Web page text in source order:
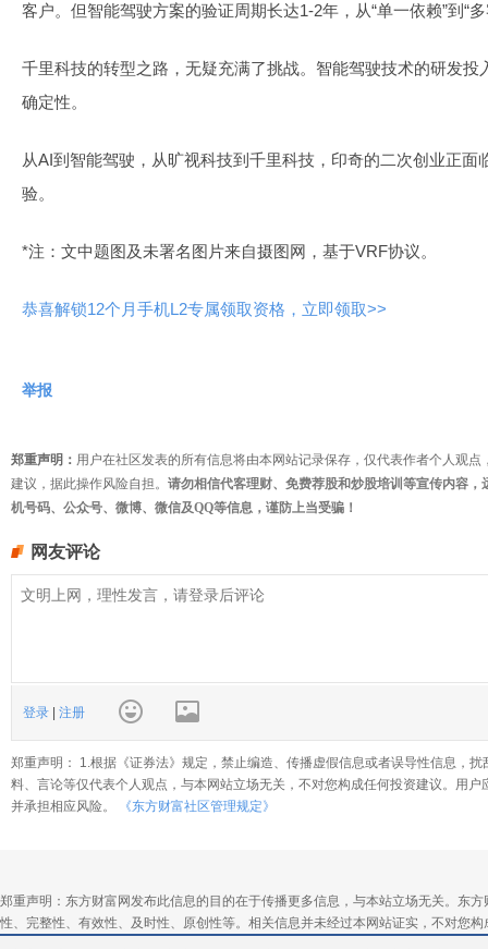
客户。但智能驾驶方案的验证周期长达1-2年，从“单一依赖”到“
千里科技的转型之路，无疑充满了挑战。智能驾驶技术的研发
确定性。
从AI到智能驾驶，从旷视科技到千里科技，印奇的二次创业正面
验。
*注：文中题图及未署名图片来自摄图网，基于VRF协议。
恭喜解锁12个月手机L2专属领取资格，立即领取>>
举报
郑重声明： 用户在社区发表的所有信息将由本网站记录保存，仅代表作者个人观
建议，据此操作风险自担。 请勿相信代客理财、免费荐股和炒股培训等宣传内容
机号码、公众号、微博、微信及QQ等信息，谨防上当受骗！
网友评论
登录 注册
郑重声明： 1.根据《证券法》规定，禁止编造、传播虚假信息或者误导性信息，
料、言论等仅代表个人观点，与本网站立场无关，不对您构成任何投资建议。用
并承担相应风险。
《东方财富社区管理规定》
郑重声明：东方财富网发布此信息的目的在于传播更多信息，与本站立场无关。东
性、完整性、有效性、及时性、原创性等。相关信息并未经过本网站证实，不对您